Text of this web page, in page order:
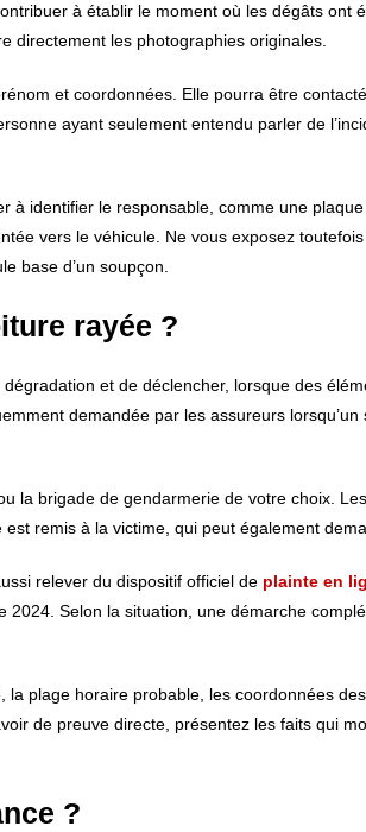
à établir le moment où les dégâts ont
directement les photographies originales.
et coordonnées. Elle pourra être
ayant seulement entendu parler de
à identifier le responsable, comme une
vers le véhicule. Ne vous exposez
base d’un soupçon.
rayée ?
et de déclencher, lorsque des
demandée par les assureurs
la brigade de gendarmerie de votre choix.
remis à la victime, qui peut également
relever du dispositif officiel de plainte en
Selon la situation, une démarche
plage horaire probable, les coordonnées
de preuve directe, présentez les faits qui
?